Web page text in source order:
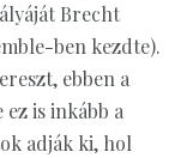
Brecht
ben kezdte).
ebben a
is inkább a
adják ki, hol